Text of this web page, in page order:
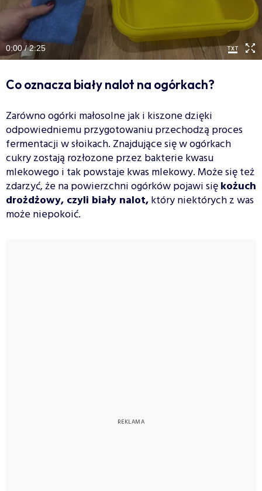
0:00 / 2:25
Co oznacza biały nalot na ogórkach?
Zarówno ogórki małosolne jak i kiszone dzięki
odpowiedniemu przygotowaniu przechodzą proces
fermentacji w słoikach. Znajdujące się w ogórkach
cukry zostają rozłozone przez bakterie kwasu
mlekowego i tak powstaje kwas mlekowy. Może się też
zdarzyć, że na powierzchni ogórków pojawi siękożuch
drożdżowy, czyli biały nalot,który niektórych z was
może niepokoić.